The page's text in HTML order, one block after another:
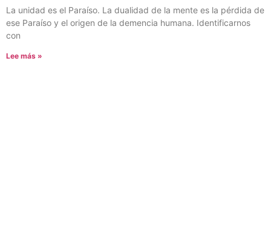
La unidad es el Paraíso. La dualidad de la mente es la pérdida de
ese Paraíso y el origen de la demencia humana. Identificarnos
con
Lee más »